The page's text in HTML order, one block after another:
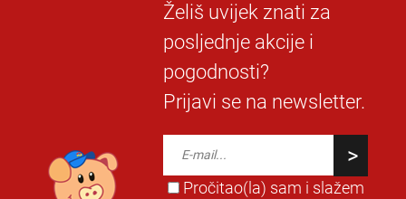
Želiš uvijek znati za
posljednje akcije i
pogodnosti?
Prijavi se na newsletter.
Pročitao(la) sam i slažem